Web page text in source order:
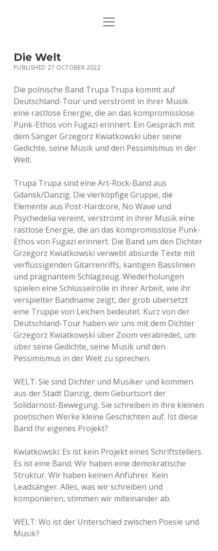
HOME
MUSIC
BIO / CONTACT
open
Die Welt
PUBLISHED 27 OCTOBER 2022
Die polnische Band Trupa Trupa kommt auf
Deutschland-Tour und verströmt in ihrer Musik
eine rastlose Energie, die an das kompromisslose
Punk-Ethos von Fugazi erinnert. Ein Gespräch mit
dem Sänger Grzegorz Kwiatkowski über seine
Gedichte, seine Musik und den Pessimismus in der
Welt.
Trupa Trupa sind eine Art-Rock-Band aus
Gdansk/Danzig. Die vierköpfige Gruppe, die
Elemente aus Post-Hardcore, No Wave und
Psychedelia vereint, verströmt in ihrer Musik eine
rastlose Energie, die an das kompromisslose Punk-
Ethos von Fugazi erinnert. Die Band um den Dichter
Grzegorz Kwiatkowski verwebt absurde Texte mit
verflüssigenden Gitarrenriffs, kantigen Basslinien
und prägnantem Schlagzeug. Wiederholungen
spielen eine Schlüsselrolle in ihrer Arbeit, wie ihr
verspielter Bandname zeigt, der grob übersetzt
eine Truppe von Leichen bedeutet. Kurz von der
Deutschland-Tour haben wir uns mit dem Dichter
Grzegorz Kwiatkowski über Zoom verabredet, um
über seine Gedichte, seine Musik und den
Pessimismus in der Welt zu sprechen.
WELT: Sie sind Dichter und Musiker und kommen
aus der Stadt Danzig, dem Geburtsort der
Solidarnost-Bewegung. Sie schreiben in ihre kleinen
poetischen Werke kleine Geschichten auf. Ist diese
Band Ihr eigenes Projekt?
Kwiatkowski: Es ist kein Projekt eines Schriftstellers.
Es ist eine Band. Wir haben eine demokratische
Struktur. Wir haben keinen Anführer. Kein
Leadsänger. Alles, was wir schreiben und
komponieren, stimmen wir miteinander ab.
WELT: Wo ist der Unterschied zwischen Poesie und
Musik?